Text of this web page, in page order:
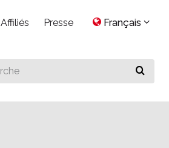
Affiliés Presse Français